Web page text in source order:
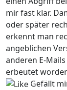
mir fast klar.
oder später
erkennt man
angeblichen
anderen E-
erbeutet
Gefällt